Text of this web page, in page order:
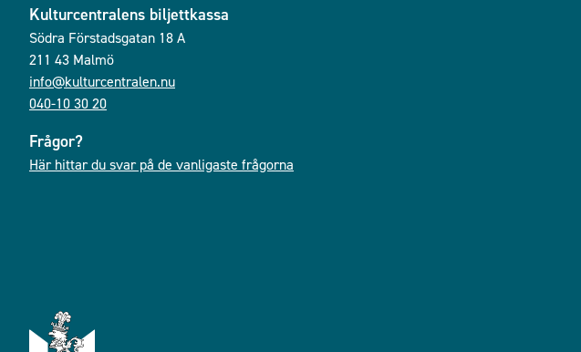
Kulturcentralens biljettkassa
Södra Förstadsgatan 18 A
211 43 Malmö
info@kulturcentralen.nu
040-10 30 20
Frågor?
Här hittar du svar på de vanligaste frågorna